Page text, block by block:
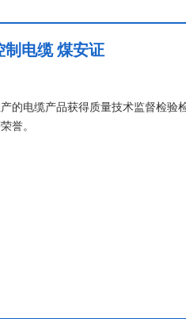
制电缆 煤安证
的电缆产品获得质量技术监督检
誉。